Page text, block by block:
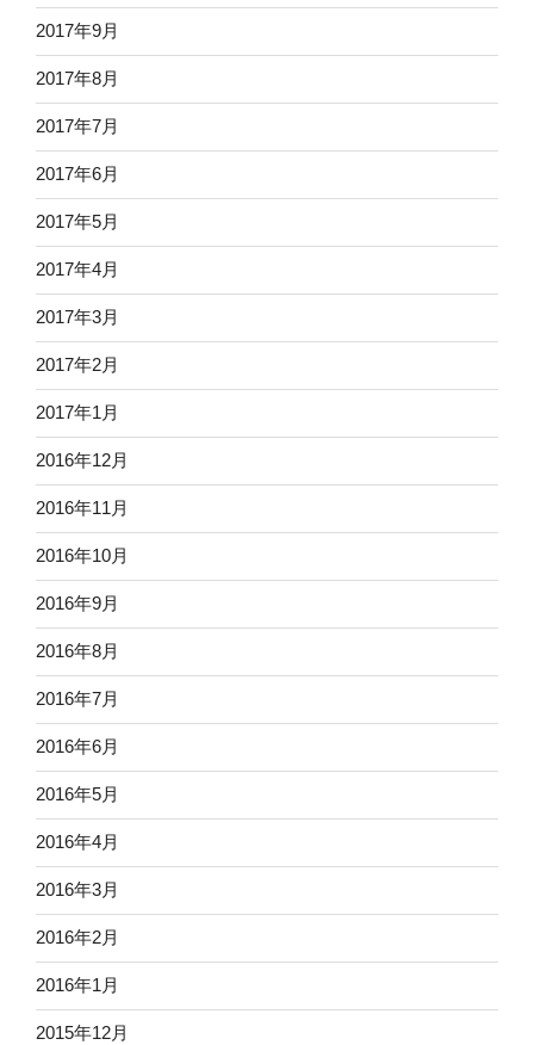
2017年9月
2017年8月
2017年7月
2017年6月
2017年5月
2017年4月
2017年3月
2017年2月
2017年1月
2016年12月
2016年11月
2016年10月
2016年9月
2016年8月
2016年7月
2016年6月
2016年5月
2016年4月
2016年3月
2016年2月
2016年1月
2015年12月